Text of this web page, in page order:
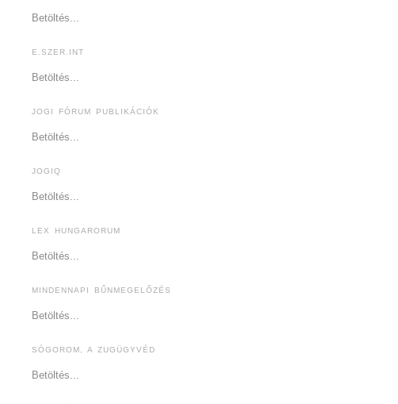
Betöltés...
E.SZER.INT
Betöltés...
JOGI FÓRUM PUBLIKÁCIÓK
Betöltés...
JOGIQ
Betöltés...
LEX HUNGARORUM
Betöltés...
MINDENNAPI BŰNMEGELŐZÉS
Betöltés...
SÓGOROM, A ZUGÜGYVÉD
Betöltés...